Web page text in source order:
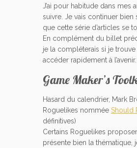
J’ai pour habitude dans
suivre. Je vais continuer
que cette série d’articles se
En complément du billet
je la compléterais si je
accéder rapidement à l’avenir.
Game Maker’s
Hasard du calendrier, Mark
Roguelikes nommée Should
définitives)
Certains Roguelikes
présente bien la thématique,